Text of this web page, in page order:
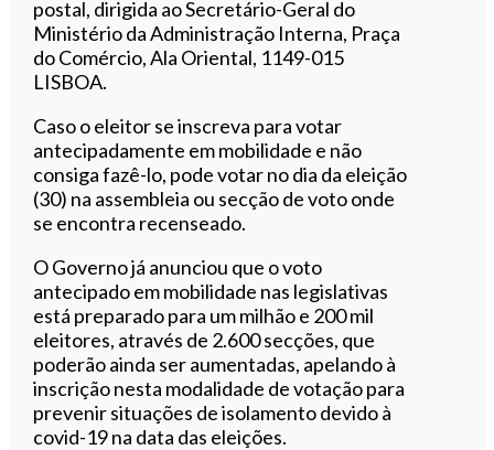
postal, dirigida ao Secretário-Geral do
Ministério da Administração Interna, Praça
do Comércio, Ala Oriental, 1149-015
LISBOA.
Caso o eleitor se inscreva para votar
antecipadamente em mobilidade e não
consiga fazê-lo, pode votar no dia da eleição
(30) na assembleia ou secção de voto onde
se encontra recenseado.
O Governo já anunciou que o voto
antecipado em mobilidade nas legislativas
está preparado para um milhão e 200 mil
eleitores, através de 2.600 secções, que
poderão ainda ser aumentadas, apelando à
inscrição nesta modalidade de votação para
prevenir situações de isolamento devido à
covid-19 na data das eleições.